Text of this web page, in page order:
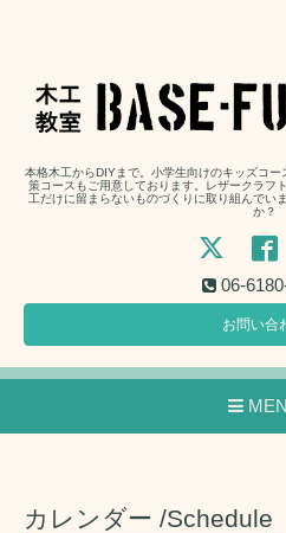
本格木工からDIYまで。小学生向けのキッズコ
策コースもご用意しております。レザークラフ
工だけに留まらないものづくりに取り組んでい
か？
06-
お問い合
カレンダー /Schedule